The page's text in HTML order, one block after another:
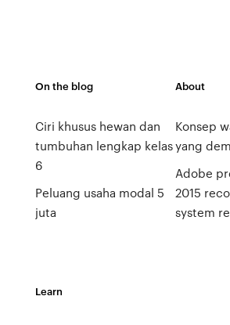
On the blog
Ciri khusus hewan dan
tumbuhan lengkap kelas
6
Peluang usaha modal 5
juta
About
Konsep
yang
Adobe
2015
system
Learn